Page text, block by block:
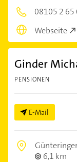
08105 2 65
Webseite
Ginder
PENSIONEN
E-Mail
6,1 km